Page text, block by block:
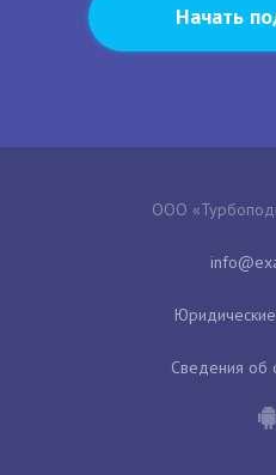
Начать
ООО
Сведения об